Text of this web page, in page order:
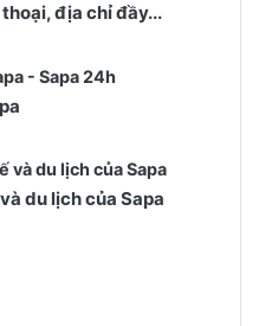
địa chỉ đầy...
du lịch của Sapa